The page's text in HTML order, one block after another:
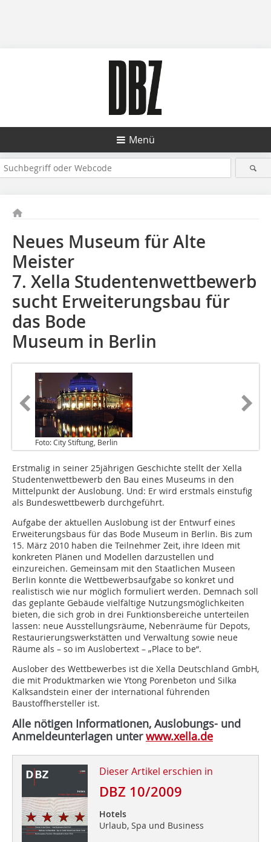
Menü
Neues Museum für Alte
Meister
7. Xella Studentenwettbewerb
sucht Erweiterungsbau für
das Bode
Museum in Berlin
Foto: City Stiftung, Berlin
Erstmalig in seiner 25jährigen Geschichte stellt der Xella
Studentenwettbewerb den Bau eines Museums in den
Mittelpunkt der Auslobung. Und: Er wird erstmals einstufig
als Bundeswettbewerb durchgeführt.
Aufgabe der aktuellen Auslobung ist der Entwurf eines
Erweiterungsbaus für das Bode Museum in Berlin. Bis zum
15. März 2010 haben die Teilnehmer Zeit, ihre Ideen mit
konkreten Plänen und Modellen darzustellen und
einzureichen. Gemeinsam mit den Staatlichen Museen
Berlin konnte die Wettbewerbsaufgabe so konkret und
realistisch wie nur möglich formuliert werden. Demnach soll
das geplante Gebäude vielfältige Nutzungsmöglichkeiten
bieten, die sich grob in drei Funktionsbereiche unterteilen
lassen: neue Ausstellungsräume, Nebenräume für Depots,
Restaurierungswerkstätten und Verwaltung sowie neue
Räume als – so im Auslobertext – „Place to be“.
Auslober des Wettbewerbes ist die Xella Deutschland GmbH,
die mit Produktmarken wie Ytong Porenbeton und Silka
Kalksandstein einer der international führenden
Baustoffhersteller ist.
Alle nötigen Informationen, Auslobungs- und
Anmeldeunterlagen unterwww.xella.de
Dieser Artikel erschien in
DBZ 10/2009
Hotels
Urlaub, Spa und Business